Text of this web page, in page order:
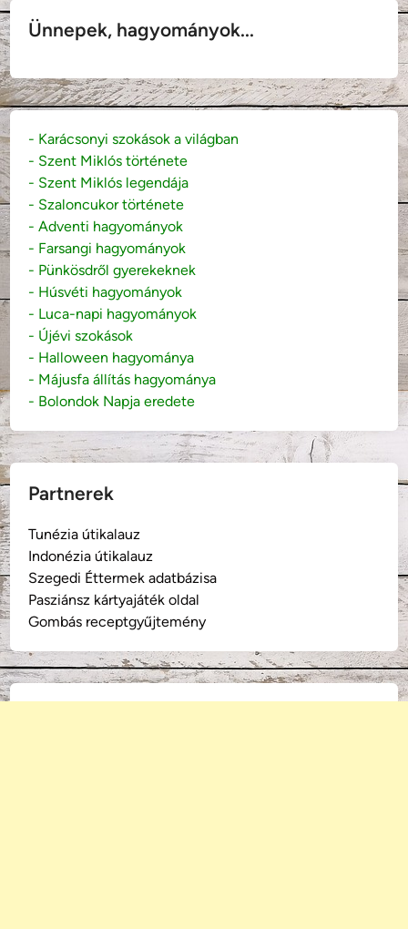
Ünnepek, hagyományok...
- Karácsonyi szokások a világban
- Szent Miklós története
- Szent Miklós legendája
- Szaloncukor története
- Adventi hagyományok
- Farsangi hagyományok
- Pünkösdről gyerekeknek
- Húsvéti hagyományok
- Luca-napi hagyományok
- Újévi szokások
- Halloween hagyománya
- Májusfa állítás hagyománya
- Bolondok Napja eredete
Partnerek
Tunézia útikalauz
Indonézia útikalauz
Szegedi Éttermek adatbázisa
Pasziánsz kártyajáték oldal
Gombás receptgyűjtemény